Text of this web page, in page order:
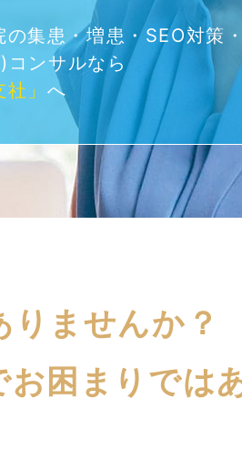
集患・増患・SEO対策・
ンサルなら
」 へ
ませんか？
困まりでは